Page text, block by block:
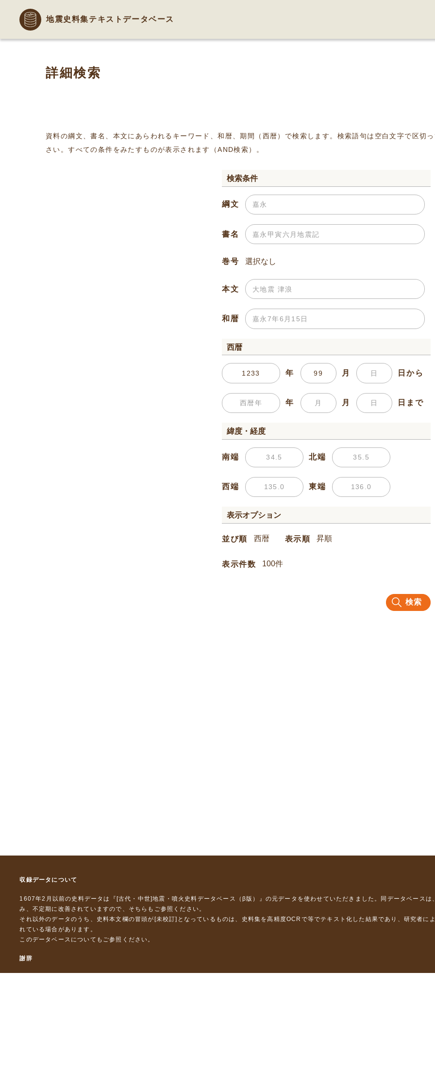
地震史料集テキストデータベース
詳細検索
資料の綱文、書名、本文にあらわれるキーワード、和暦、期間（西暦）で検索します。検索語句は空白文字で区切
さい。すべての条件をみたすものが表示されます（AND検索）。
検索条件
綱文
書名
巻号
本文
和暦
西暦
年 月 日から
年 月 日まで
緯度・経度
南端 北端
西端 東端
表示オプション
並び順 表示順
表示件数
検索
収録データについて
1607年2月以前の史料データは『 [古代・中世]地震・噴火史料データベース（β版）』 の元データを使わせていただきました。同データベース
み、不定期に改善されていますので、 そちら もご参照ください。
それ以外のデータのうち、史料本文欄の冒頭が[未校訂]となっているものは、史料集を高精度OCRで等でテキスト化した結果であり、研究者に
れている場合があります。
このデータベースについて もご参照ください。
謝辞